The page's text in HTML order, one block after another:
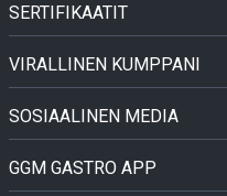
SERTIFIKAATIT
VIRALLINEN KUMPPANI
SOSIAALINEN MEDIA
GGM GASTRO APP